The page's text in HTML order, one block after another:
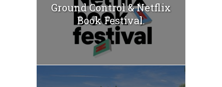
Ground Control & Netflix
Book Festival.